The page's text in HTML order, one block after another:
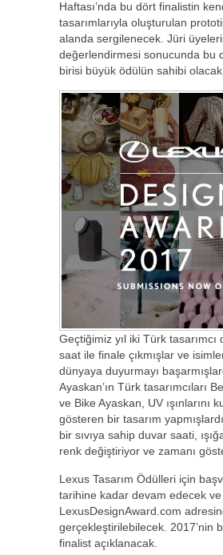
Haftası’nda bu dört finalistin
tasarımlarıyla oluşturulan
alanda sergilenecek. Jüri
değerlendirmesi sonucunda bu
birisi büyük ödülün sahibi olacak.
Geçtiğimiz yıl iki Türk tasarımcı
saat ile finale çıkmışlar ve
dünyaya duyurmayı
Ayaskan’ın Türk tasarımcıları
ve Bike Ayaskan, UV ışınlarını
gösteren bir tasarım
bir sıvıya sahip duvar saati,
renk değiştiriyor ve zamanı
Lexus Tasarım Ödülleri için
tarihine kadar devam edecek ve
LexusDesignAward.com
gerçekleştirilebilecek. 2017’nin
finalist açıklanacak.